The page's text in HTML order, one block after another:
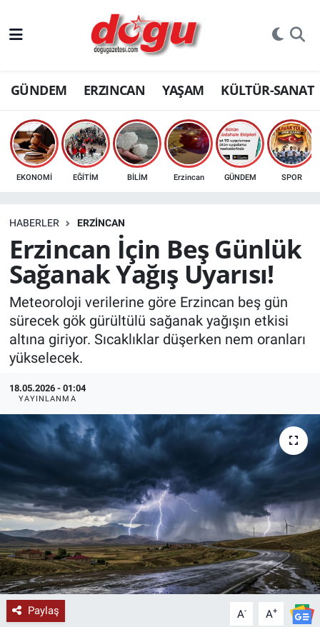
GÜNDEM ERZINCAN YAŞAM KÜLTÜR-SANAT
EKONOMİ EĞİTİM BİLİM Erzincan GÜNDEM SPOR
HABERLER ERZINCAN
Erzincan İçin Beş Günlük
Sağanak Yağış Uyarısı!
Meteoroloji verilerine göre Erzincan beş gün
sürecek gök gürültülü sağanak yağışın etkisi
altına giriyor. Sıcaklıklar düşerken nem oranları
yükselecek.
18.05.2026 - 01:04
YAYINLANMA
Paylaş A- A+
ERZINCAN
GÜNDEM
ERZİNCAN FOTOĞRAFLARI
SAĞLIK
EKONOMİ
Bilim, teknoloji
GENEL
KÜLTÜR-SANAT
Yerel Haber
Politika
SPOR
YAŞAM
RESMİ İLAN